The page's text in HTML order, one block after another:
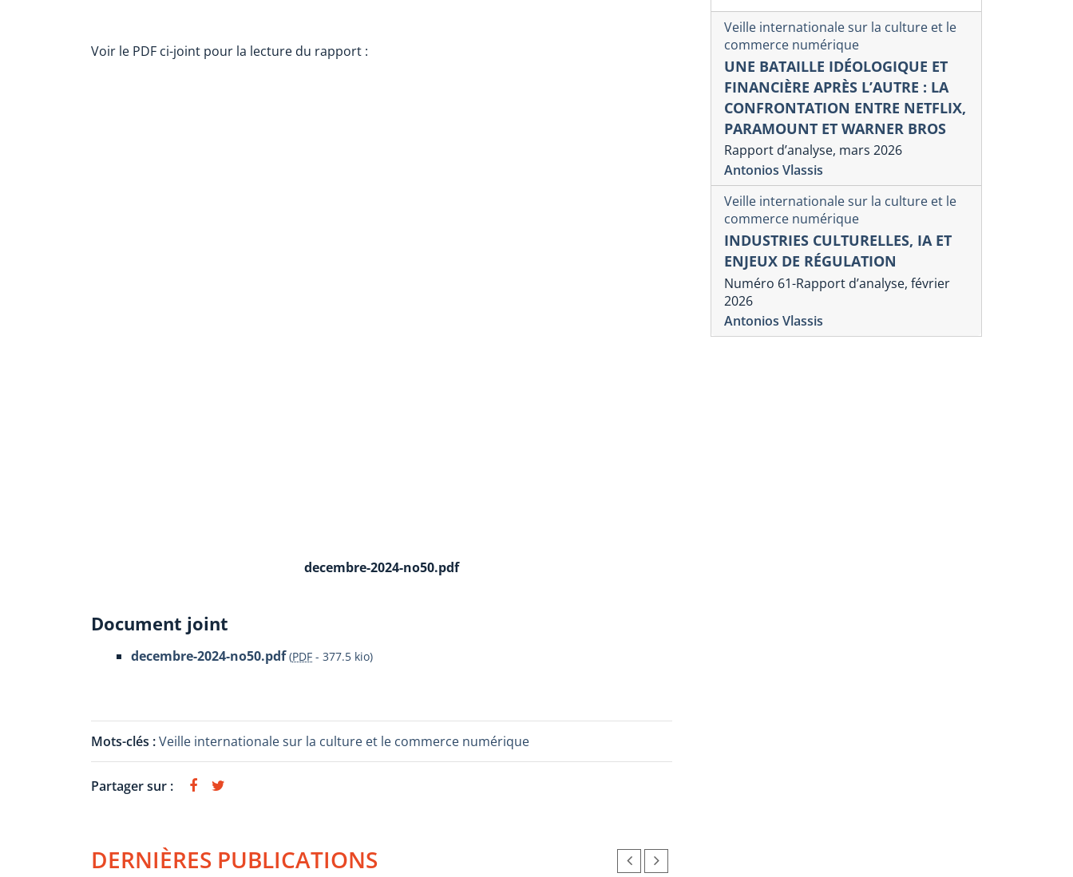
Voir le PDF ci-joint pour la lecture du rapport :
decembre-2024-no50.pdf
Document joint
decembre-2024-no50.pdf (PDF - 377.5 kio)
Mots-clés :Veille internationale sur la culture et le commerce numérique
Partager sur :
DERNIÈRES PUBLICATIONS
Veille internationale sur la culture et le
commerce numérique
UNE BATAILLE IDÉOLOGIQUE ET
FINANCIÈRE APRÈS L’AUTRE : LA
CONFRONTATION ENTRE NETFLIX,
PARAMOUNT ET WARNER BROS
Rapport d’analyse, mars 2026
Antonios Vlassis
Veille internationale sur la culture et le
commerce numérique
INDUSTRIES CULTURELLES, IA ET
ENJEUX DE RÉGULATION
Numéro 61-Rapport d’analyse, février
2026
Antonios Vlassis